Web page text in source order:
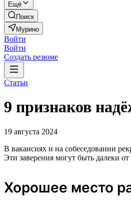
Ещё
Поиск
Мурино
Войти
Войти
Создать резюме
Статьи
9 признаков
19 августа 2024
В вакансиях и на собеседовании
Эти заверения могут быть далеки
Хорошее место